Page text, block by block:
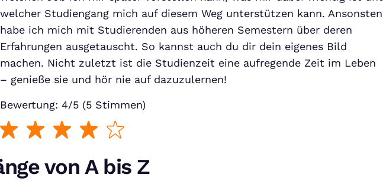
welcher Studiengang mich auf diesem Weg unterstützen kann. Ansonsten
habe ich mich mit Studierenden aus höheren Semestern über deren
Erfahrungen ausgetauscht. So kannst auch du dir dein eigenes Bild
machen. Nicht zuletzt ist die Studienzeit eine aufregende Zeit im Leben
– genieße sie und hör nie auf dazuzulernen!
Bewertung: 4/5 (5 Stimmen)
von A bis Z